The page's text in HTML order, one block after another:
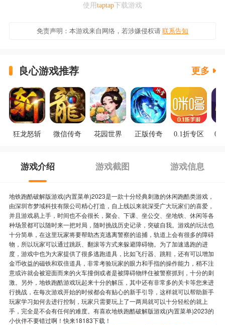
使用taptap下载游戏
免责声明：本游戏来自网络，若涉嫌侵权请 联系告知
良心游戏推荐 更多
狂龙怒斩 微信传奇 花园世界 正版传奇 0.1折专区
游戏介绍 游戏截图 游戏信息
地铁跑酷破解版游戏(内置菜单)2023是一款十分经典刺激的休闲跑酷类游戏，
由深圳市梦域科技有限公司精心打造，自上线以来就深受广大玩家们的喜爱，
并且游戏易上手，时间也不会很长，聚会、下课、坐公交、坐地铁、休闲等各
种场景都可以随时来一把对局，随时挑战历史记录，突破自我。游戏的玩法也
十分简单，在这里玩家将要帮助杰克逃离警察的追捕，轨道上会有很多的障碍
物，所以玩家可以通过跳跃、翻滚等方式来躲避障碍物。为了加速逃跑的进
度，游戏中也为大家提供了很多逃跑道具，比如飞行器、跳鞋，还有可以增加
金币收益的磁铁和双倍道具，非常考验玩家的眼力和手指的操作能力，稍不注
意或许就会被迎面而来的火车撞倒或者是被障碍物绊住被警察抓到，十分的刺
激。另外，地铁跑酷游戏玩起来十分的解压，其中还有非常多的关卡等您来进
行挑战，在每次游戏开始的时候都会有贴心的新手引导，这样就可以帮助新手
玩家学习如何去进行控制，玩家只需要玩上了一两局就可以十分轻松的就上
手，完全是不会有任何的难度。有喜欢地铁跑酷破解版游戏(内置菜单)2023的
小伙伴不要错过啊！快来18183下载！